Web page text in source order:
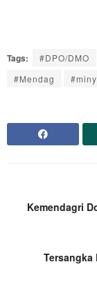
Tags: #DPO/DMO
#Mendag
Kemendagri
Tersangka